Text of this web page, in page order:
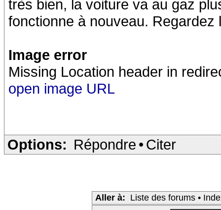
très bien, la voiture va au gaz
fonctionne à nouveau. Regardez
Image error
Missing Location header in
open image URL
Options: Répondre • Citer
Aller à: Liste des forums •